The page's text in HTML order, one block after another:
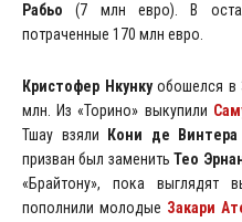
Рабьо (7 млн евро). В
потраченные 170 млн евро.
Кристофер Нкункуобошелся в
млн. Из «Торино» выкупили
Тшау взяли
Кони де Винтера
призван был заменитьТео
«Брайтону», пока выглядят
пополнили молодые Закари